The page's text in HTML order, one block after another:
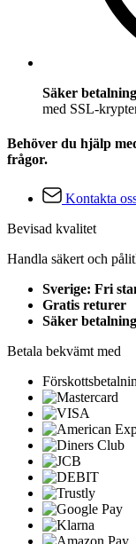
Säker betalning
med SSL-
Behöver du hjälp
frågor.
Kontakta
Bevisad kvalitet
Handla säkert och
Sverige: Fri
Gratis returer
Säker betalning
Betala bekvämt med